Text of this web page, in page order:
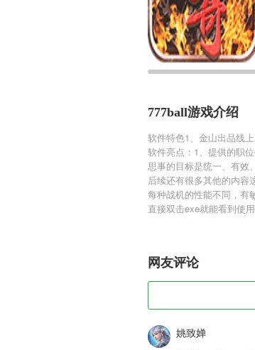
777ball游戏介绍
软件特色1、金山出品线
软件亮点：1、提供的职
思事的目标是统一、有效
后续还有很多其他的内容
每种战机的性能不同，有
直接双击exe就能看到使
网友评论
姚致婵